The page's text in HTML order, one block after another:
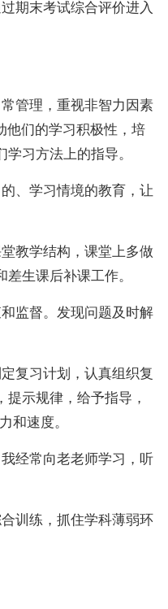
末考试综合评价进入
管理，重视非智力因素
他们的学习积极性，培
习方法上的指导。
、学习情境的教育，让
教学结构，课堂上多做
生课后补课工作。
监督。发现问题及时解
复习计划，认真组织复
示规律，给予指导，
和速度。
经常向老老师学习，听
训练，抓住学科薄弱环